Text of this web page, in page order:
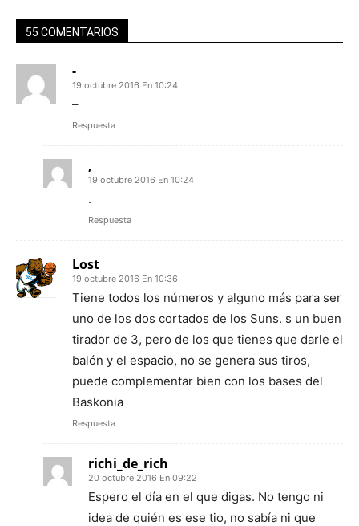
55 COMENTARIOS
-
19 octubre 2016 En 10:24
–
Respuesta
,
19 octubre 2016 En 10:24
.
Respuesta
Lost
19 octubre 2016 En 10:36
Tiene todos los números y alguno más para ser
uno de los dos cortados de los Suns. s un buen
tirador de 3, pero de los que tienes que darle el
balón y el espacio, no se genera sus tiros,
puede complementar bien con los bases del
Baskonia
Respuesta
richi_de_rich
20 octubre 2016 En 09:22
Espero el día en el que digas. No tengo ni
idea de quién es ese tio, no sabía ni que